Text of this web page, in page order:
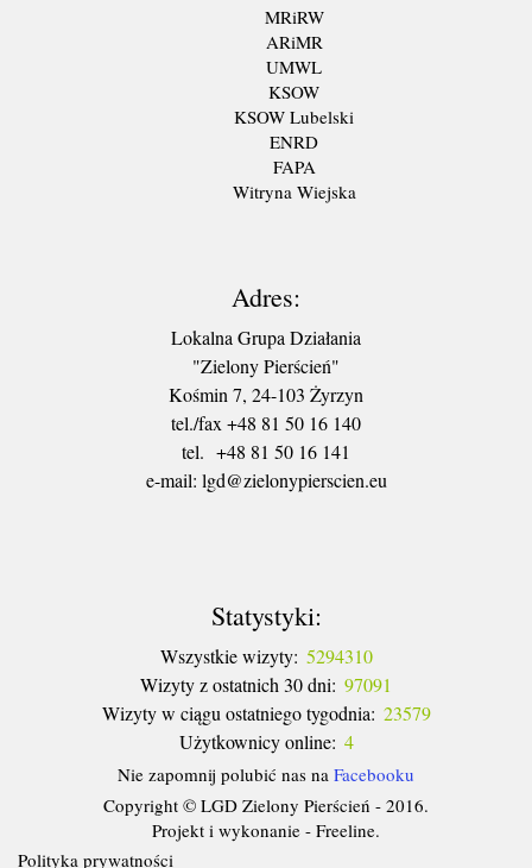
MRiRW
ARiMR
UMWL
KSOW
KSOW Lubelski
ENRD
FAPA
Witryna Wiejska
Adres:
Lokalna Grupa Działania
"Zielony Pierścień"
Kośmin 7, 24-103 Żyrzyn
tel./fax +48 81 50 16 140
tel. +48 81 50 16 141
​e-mail: lgd@zielonypierscien.eu
Statystyki:
Wszystkie wizyty: 5294310
Wizyty z ostatnich 30 dni: 97091
Wizyty w ciągu ostatniego tygodnia: 23579
Użytkownicy online: 4
Nie zapomnij polubić nas na Facebooku
Copyright © LGD Zielony Pierścień - 2016.
Projekt i wykonanie - Freeline.
Polityka prywatności